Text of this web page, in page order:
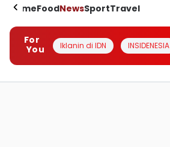
HomeFoodNewsSportTravel
For
You
Iklanin di IDN INSIDENESIA